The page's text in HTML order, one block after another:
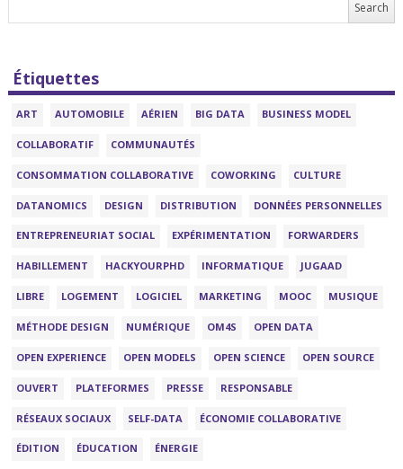
Étiquettes
ART AUTOMOBILE AÉRIEN BIG DATA BUSINESS MODEL
COLLABORATIF COMMUNAUTÉS
CONSOMMATION COLLABORATIVE COWORKING CULTURE
DATANOMICS DESIGN DISTRIBUTION DONNÉES PERSONNELLES
ENTREPRENEURIAT SOCIAL EXPÉRIMENTATION FORWARDERS
HABILLEMENT HACKYOURPHD INFORMATIQUE JUGAAD
LIBRE LOGEMENT LOGICIEL MARKETING MOOC MUSIQUE
MÉTHODE DESIGN NUMÉRIQUE OM4S OPEN DATA
OPEN EXPERIENCE OPEN MODELS OPEN SCIENCE OPEN SOURCE
OUVERT PLATEFORMES PRESSE RESPONSABLE
RÉSEAUX SOCIAUX SELF-DATA ÉCONOMIE COLLABORATIVE
ÉDITION ÉDUCATION ÉNERGIE